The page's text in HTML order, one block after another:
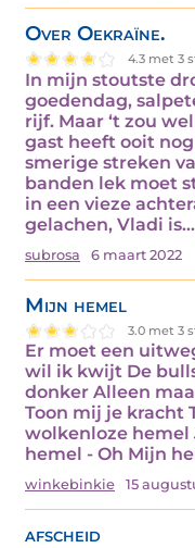
Over Oekraïne.
4.3 met 3
In mijn stoutste
goedendag,
rijf. Maar ‘t zou
gast heeft ooit
smerige streken
banden lek moet
in een vieze
gelachen, Vladi is…
subrosa 6 maart 2022
Mijn hemel
3.0 met 3
Er moet een
wil ik kwijt De
donker Alleen
Toon mij je kracht
wolkenloze hemel
hemel - Oh Mijn
winkebinkie 15
afscheid